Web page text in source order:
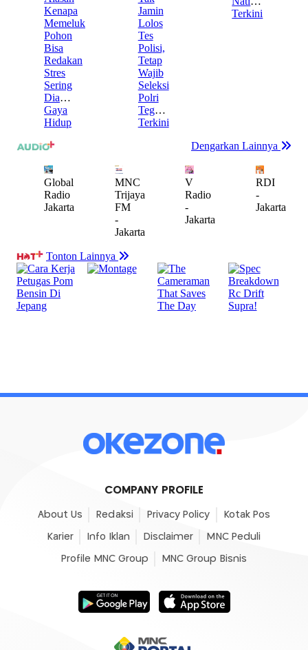
COMPANY PROFILE
About Us Redaksi Privacy Policy Kotak Pos
Karier Info Iklan Disclaimer MNC Peduli
Profile MNC Group MNC Group Bisnis